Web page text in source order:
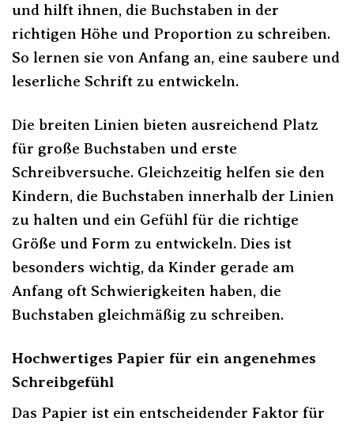
und hilft ihnen, die Buchstaben in der
richtigen Höhe und Proportion zu schreiben.
So lernen sie von Anfang an, eine saubere und
leserliche Schrift zu entwickeln.
Die breiten Linien bieten ausreichend Platz
für große Buchstaben und erste
Schreibversuche. Gleichzeitig helfen sie den
Kindern, die Buchstaben innerhalb der Linien
zu halten und ein Gefühl für die richtige
Größe und Form zu entwickeln. Dies ist
besonders wichtig, da Kinder gerade am
Anfang oft Schwierigkeiten haben, die
Buchstaben gleichmäßig zu schreiben.
Hochwertiges Papier für ein angenehmes
Schreibgefühl
Das Papier ist ein entscheidender Faktor für